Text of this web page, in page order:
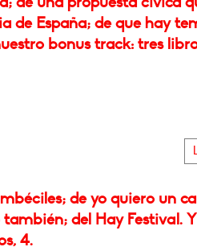
de España; de que hay
bonus track: tres
de yo quiero un
del Hay Festival.
4.